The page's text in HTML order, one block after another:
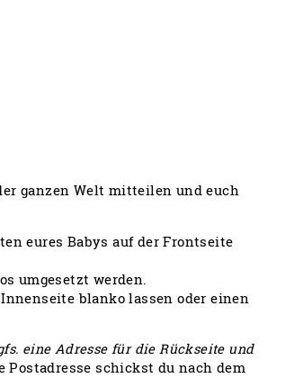
ganzen Welt mitteilen und euch
eures Babys auf der Frontseite
umgesetzt werden.
blanko lassen oder einen
eine Adresse für die Rückseite und
schickst du nach dem